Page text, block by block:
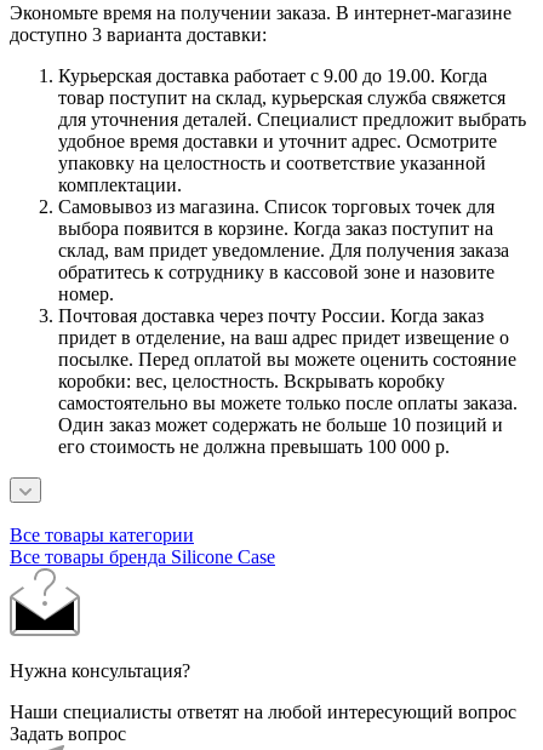
Экономьте время на получении заказа. В интернет-магазине
доступно 3 варианта доставки:
Курьерская доставка работает с 9.00 до 19.00. Когда
товар поступит на склад, курьерская служба свяжется
для уточнения деталей. Специалист предложит выбрать
удобное время доставки и уточнит адрес. Осмотрите
упаковку на целостность и соответствие указанной
комплектации.
Самовывоз из магазина. Список торговых точек для
выбора появится в корзине. Когда заказ поступит на
склад, вам придет уведомление. Для получения заказа
обратитесь к сотруднику в кассовой зоне и назовите
номер.
Почтовая доставка через почту России. Когда заказ
придет в отделение, на ваш адрес придет извещение о
посылке. Перед оплатой вы можете оценить состояние
коробки: вес, целостность. Вскрывать коробку
самостоятельно вы можете только после оплаты заказа.
Один заказ может содержать не больше 10 позиций и
его стоимость не должна превышать 100 000 р.
Все товары категории
Все товары бренда Silicone Case
Нужна консультация?
Наши специалисты ответят на любой интересующий вопрос
Задать вопрос